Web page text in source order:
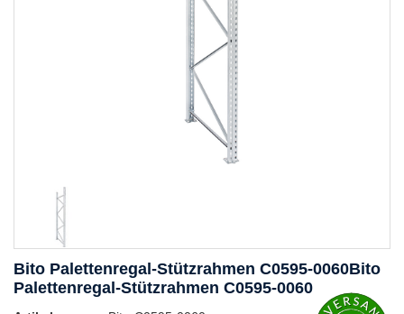
Bito Palettenregal-Stützrahmen C0595-0060Bito
Palettenregal-Stützrahmen C0595-0060